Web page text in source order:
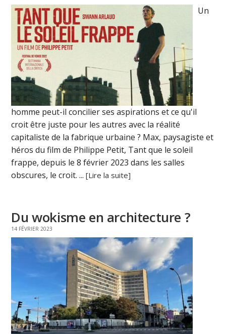
Un
homme peut-il concilier ses aspirations et ce qu'il
croit être juste pour les autres avec la réalité
capitaliste de la fabrique urbaine ? Max, paysagiste et
héros du film de Philippe Petit, Tant que le soleil
frappe, depuis le 8 février 2023 dans les salles
obscures, le croit. ...[Lire la suite]
Du wokisme en architecture ?
14 FÉVRIER 2023